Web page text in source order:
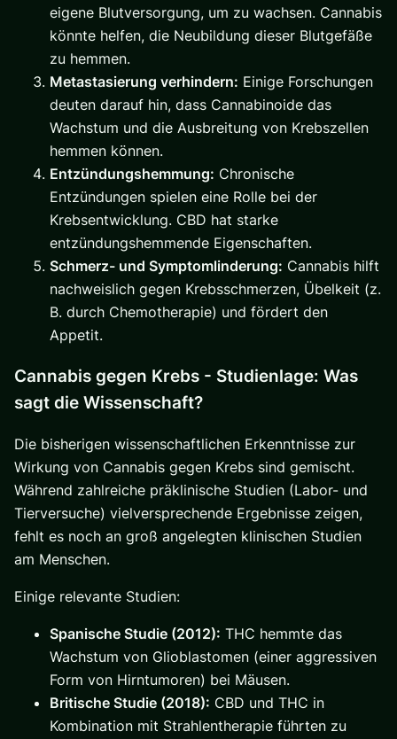
eigene Blutversorgung, um zu wachsen. Cannabis
könnte helfen, die Neubildung dieser Blutgefäße
zu hemmen.
Metastasierung verhindern: Einige Forschungen
deuten darauf hin, dass Cannabinoide das
Wachstum und die Ausbreitung von Krebszellen
hemmen können.
Entzündungshemmung: Chronische
Entzündungen spielen eine Rolle bei der
Krebsentwicklung. CBD hat starke
entzündungshemmende Eigenschaften.
Schmerz- und Symptomlinderung: Cannabis hilft
nachweislich gegen Krebsschmerzen, Übelkeit (z.
B. durch Chemotherapie) und fördert den
Appetit.
Cannabis gegen Krebs - Studienlage: Was
sagt die Wissenschaft?
Die bisherigen wissenschaftlichen Erkenntnisse zur
Wirkung von Cannabis gegen Krebs sind gemischt.
Während zahlreiche präklinische Studien (Labor- und
Tierversuche) vielversprechende Ergebnisse zeigen,
fehlt es noch an groß angelegten klinischen Studien
am Menschen.
Einige relevante Studien:
Spanische Studie (2012): THC hemmte das
Wachstum von Glioblastomen (einer aggressiven
Form von Hirntumoren) bei Mäusen.
Britische Studie (2018): CBD und THC in
Kombination mit Strahlentherapie führten zu